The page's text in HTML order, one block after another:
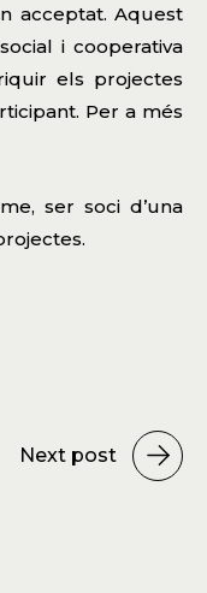
acceptat. Aquest
i cooperativa
els projectes
Per a més
ser soci d’una
Next post